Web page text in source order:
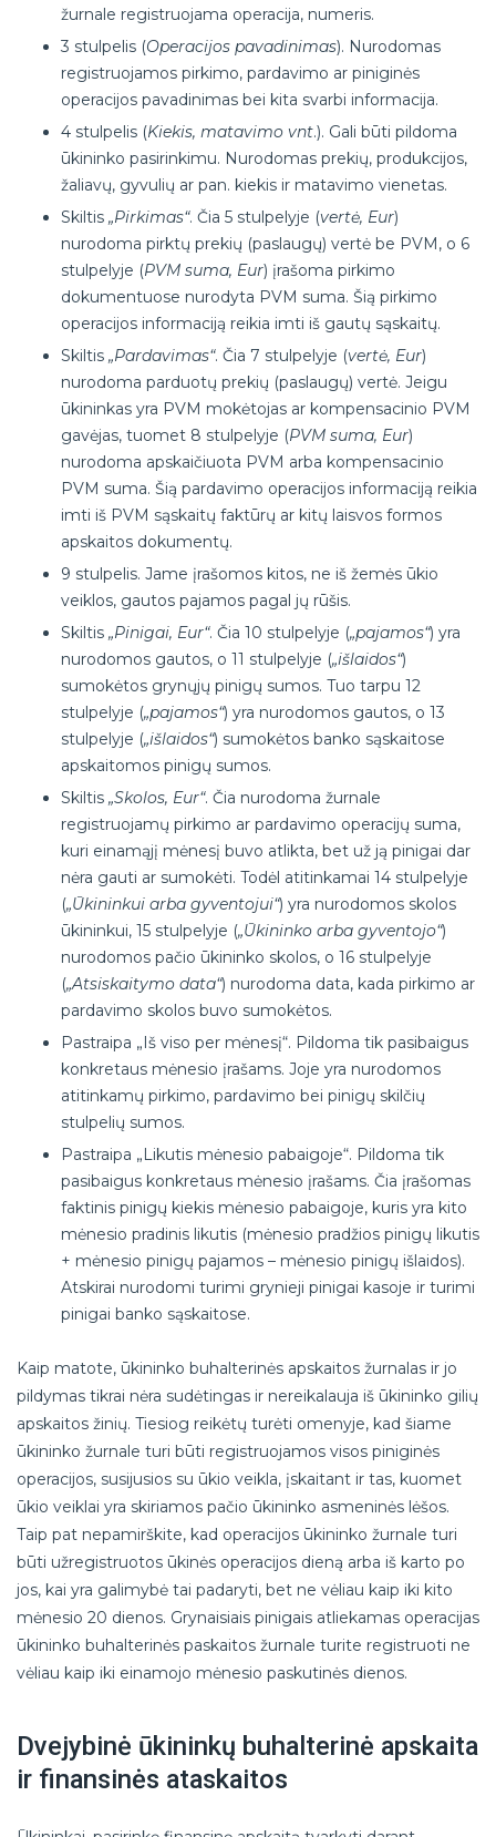
žurnale registruojama operacija, numeris.
3 stulpelis (Operacijos pavadinimas). Nurodomas
registruojamos pirkimo, pardavimo ar piniginės
operacijos pavadinimas bei kita svarbi informacija.
4 stulpelis (Kiekis, matavimo vnt.). Gali būti pildoma
ūkininko pasirinkimu. Nurodomas prekių, produkcijos,
žaliavų, gyvulių ar pan. kiekis ir matavimo vienetas.
Skiltis „Pirkimas“. Čia 5 stulpelyje (vertė, Eur)
nurodoma pirktų prekių (paslaugų) vertė be PVM, o 6
stulpelyje (PVM suma, Eur) įrašoma pirkimo
dokumentuose nurodyta PVM suma. Šią pirkimo
operacijos informaciją reikia imti iš gautų sąskaitų.
Skiltis „Pardavimas“. Čia 7 stulpelyje (vertė, Eur)
nurodoma parduotų prekių (paslaugų) vertė. Jeigu
ūkininkas yra PVM mokėtojas ar kompensacinio PVM
gavėjas, tuomet 8 stulpelyje (PVM suma, Eur)
nurodoma apskaičiuota PVM arba kompensacinio
PVM suma. Šią pardavimo operacijos informaciją reikia
imti iš PVM sąskaitų faktūrų ar kitų laisvos formos
apskaitos dokumentų.
9 stulpelis. Jame įrašomos kitos, ne iš žemės ūkio
veiklos, gautos pajamos pagal jų rūšis.
Skiltis „Pinigai, Eur“. Čia 10 stulpelyje („pajamos“) yra
nurodomos gautos, o 11 stulpelyje („išlaidos“)
sumokėtos grynųjų pinigų sumos. Tuo tarpu 12
stulpelyje („pajamos“) yra nurodomos gautos, o 13
stulpelyje („išlaidos“) sumokėtos banko sąskaitose
apskaitomos pinigų sumos.
Skiltis „Skolos, Eur“. Čia nurodoma žurnale
registruojamų pirkimo ar pardavimo operacijų suma,
kuri einamąjį mėnesį buvo atlikta, bet už ją pinigai dar
nėra gauti ar sumokėti. Todėl atitinkamai 14 stulpelyje
(„Ūkininkui arba gyventojui“) yra nurodomos skolos
ūkininkui, 15 stulpelyje („Ūkininko arba gyventojo“)
nurodomos pačio ūkininko skolos, o 16 stulpelyje
(„Atsiskaitymo data“) nurodoma data, kada pirkimo ar
pardavimo skolos buvo sumokėtos.
Pastraipa „Iš viso per mėnesį“. Pildoma tik pasibaigus
konkretaus mėnesio įrašams. Joje yra nurodomos
atitinkamų pirkimo, pardavimo bei pinigų skilčių
stulpelių sumos.
Pastraipa „Likutis mėnesio pabaigoje“. Pildoma tik
pasibaigus konkretaus mėnesio įrašams. Čia įrašomas
faktinis pinigų kiekis mėnesio pabaigoje, kuris yra kito
mėnesio pradinis likutis (mėnesio pradžios pinigų likutis
+ mėnesio pinigų pajamos – mėnesio pinigų išlaidos).
Atskirai nurodomi turimi grynieji pinigai kasoje ir turimi
pinigai banko sąskaitose.
Kaip matote, ūkininko buhalterinės apskaitos žurnalas ir jo
pildymas tikrai nėra sudėtingas ir nereikalauja iš ūkininko gilių
apskaitos žinių. Tiesiog reikėtų turėti omenyje, kad šiame
ūkininko žurnale turi būti registruojamos visos piniginės
operacijos, susijusios su ūkio veikla, įskaitant ir tas, kuomet
ūkio veiklai yra skiriamos pačio ūkininko asmeninės lėšos.
Taip pat nepamirškite, kad operacijos ūkininko žurnale turi
būti užregistruotos ūkinės operacijos dieną arba iš karto po
jos, kai yra galimybė tai padaryti, bet ne vėliau kaip iki kito
mėnesio 20 dienos. Grynaisiais pinigais atliekamas operacijas
ūkininko buhalterinės paskaitos žurnale turite registruoti ne
vėliau kaip iki einamojo mėnesio paskutinės dienos.
Dvejybinė ūkininkų buhalterinė apskaita
ir finansinės ataskaitos